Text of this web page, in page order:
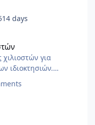
4 days
για
ιδιοκτησιών.